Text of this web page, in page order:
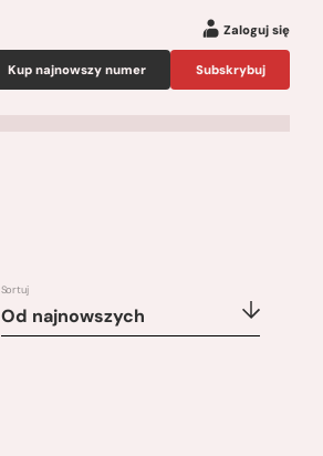
Zaloguj się
Kup najnowszy numer Subskrybuj
Sortuj
Od najnowszych